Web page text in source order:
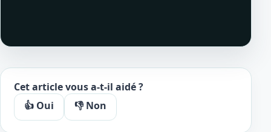
Cet article vous a-t-il aidé ?
👍 Oui
👎 Non